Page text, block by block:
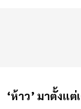
‘ห้าว’ มาตั้งแ